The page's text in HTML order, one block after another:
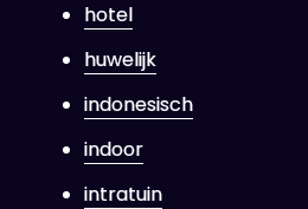
hotel
huwelijk
indonesisch
indoor
intratuin